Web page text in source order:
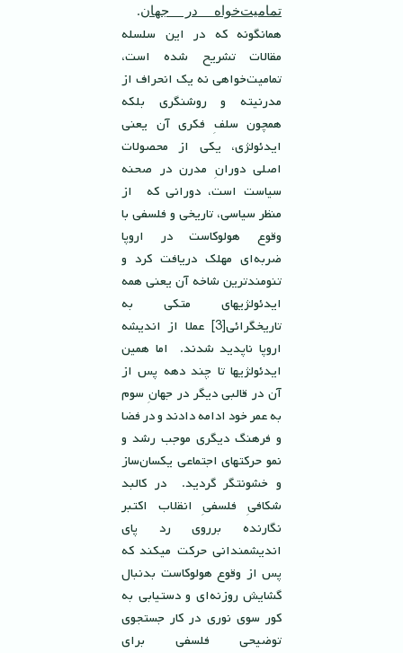
تماميت‌‌خواه در جهان.
همانگونه كه در اين سلسله
مقالات تشريح شده است،
تماميت‌خواهى نه يك انحراف از
مدرنيته و روشنگرى بلكه
همچون سلفِ فكرى آن يعنى
ايدئولژى، يكى از محصولات
اصلى دورانِ مدرن در صحنه
سياست است، دورانى كه از
منظر سياسى، تاريخى و فلسفی با
وقوع هولوكاست در اروپا
ضربه‌ای مهلک دریافت کرد و
تنومندترین شاخه آن یعنی همه
ایدئولژیهای متکی به
تاریخگرائی[3] عملا از اندیشه
اروپا ناپدید شدند. اما همین
ایدئولژیها تا چند دهه پس از
آن در قالبى ديگر در جهانِ سوم
به عمر خود ادامه دادند و در فضا
و فرهنگ دیگری موجب رشد و
نمو حركتهاى اجتماعى يكسان‌ساز
و خشونتگر گرديد. در كالبد
شكافىِ فلسفىِ انقلاب اكتبر
نگارنده برروى رد پاى
انديشمندانى حركت ميكند كه
پس از وقوع هولوكاست بدنبال
گشايش روزنه‌اى و دستيابى به
كور سوى نورى در كار جستجوى
توضيحى فلسفى براى